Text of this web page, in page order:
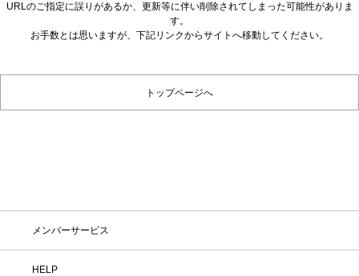
URLのご指定に誤りがあるか、更新等に伴い削除されてしまった可能性がありま
す。
お手数とは思いますが、下記リンクからサイトへ移動してください。
トップページへ
メンバーサービス
HELP